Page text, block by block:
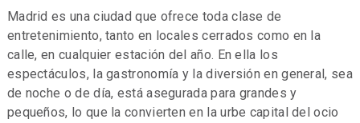
Madrid es una ciudad que ofrece toda clase de
entretenimiento, tanto en locales cerrados como en la
calle, en cualquier estación del año. En ella los
espectáculos, la gastronomía y la diversión en general, sea
de noche o de día, está asegurada para grandes y
pequeños, lo que la convierten en la urbe capital del ocio